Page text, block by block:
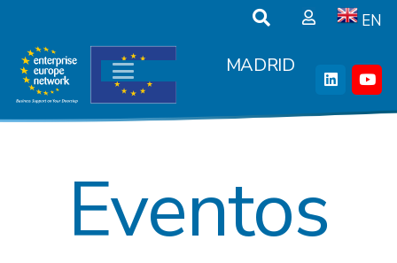
EN
MADRID
Eventos